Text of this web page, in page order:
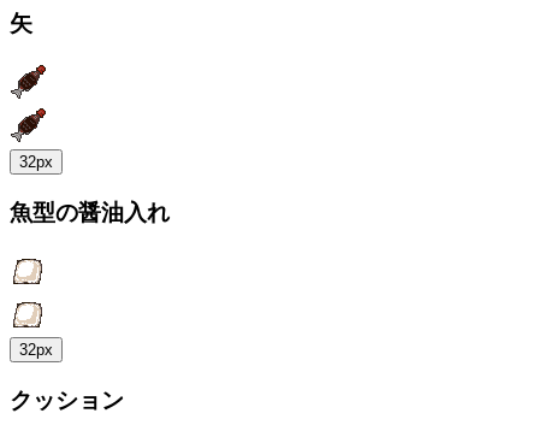
矢
32px
魚型の醤油入れ
32px
クッション